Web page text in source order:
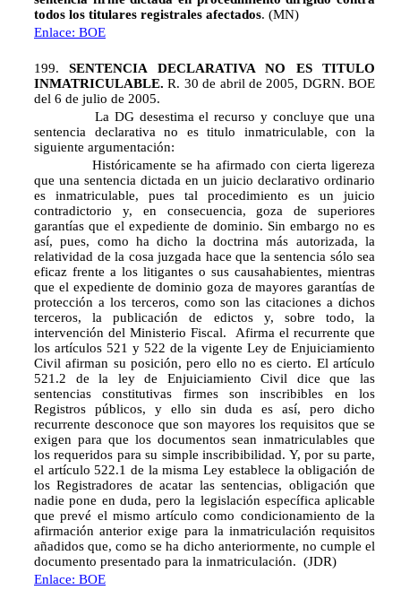
todos los titulares registrales afectados. (MN)
Enlace: BOE
199.SENTENCIA DECLARATIVA NO ES TITULO
INMATRICULABLE.R. 30 de abril de 2005, DGRN. BOE
del 6 de julio de 2005.
La DG desestima el recurso y concluye que una
sentencia declarativa no es titulo inmatriculable, con la
siguiente argumentación:
Históricamente se ha afirmado con cierta ligereza
que una sentencia dictada en un juicio declarativo ordinario
es inmatriculable, pues tal procedimiento es un juicio
contradictorio y, en consecuencia, goza de superiores
garantías que el expediente de dominio. Sin embargo no es
así, pues, como ha dicho la doctrina más autorizada, la
relatividad de la cosa juzgada hace que la sentencia sólo sea
eficaz frente a los litigantes o sus causahabientes, mientras
que el expediente de dominio goza de mayores garantías de
protección a los terceros, como son las citaciones a dichos
terceros, la publicación de edictos y, sobre todo, la
intervención del Ministerio Fiscal. Afirma el recurrente que
los artículos 521 y 522 de la vigente Ley de Enjuiciamiento
Civil afirman su posición, pero ello no es cierto. El artículo
521.2 de la ley de Enjuiciamiento Civil dice que las
sentencias constitutivas firmes son inscribibles en los
Registros públicos, y ello sin duda es así, pero dicho
recurrente desconoce que son mayores los requisitos que se
exigen para que los documentos sean inmatriculables que
los requeridos para su simple inscribibilidad. Y, por su parte,
el artículo 522.1 de la misma Ley establece la obligación de
los Registradores de acatar las sentencias, obligación que
nadie pone en duda, pero la legislación específica aplicable
que prevé el mismo artículo como condicionamiento de la
afirmación anterior exige para la inmatriculación requisitos
añadidos que, como se ha dicho anteriormente, no cumple el
documento presentado para la inmatriculación. (JDR)
Enlace: BOE